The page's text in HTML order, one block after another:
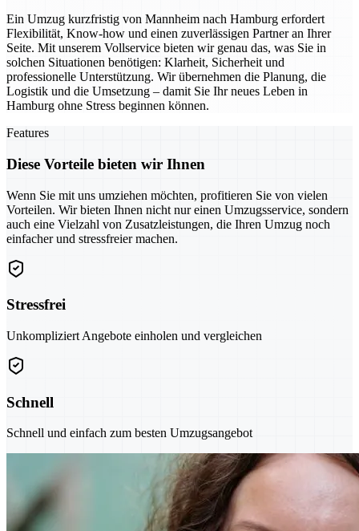
Ein Umzug kurzfristig von Mannheim nach Hamburg erfordert
Flexibilität, Know-how und einen zuverlässigen Partner an Ihrer
Seite. Mit unserem Vollservice bieten wir genau das, was Sie in
solchen Situationen benötigen: Klarheit, Sicherheit und
professionelle Unterstützung. Wir übernehmen die Planung, die
Logistik und die Umsetzung – damit Sie Ihr neues Leben in
Hamburg ohne Stress beginnen können.
Features
Diese Vorteile bieten wir Ihnen
Wenn Sie mit uns umziehen möchten, profitieren Sie von vielen
Vorteilen. Wir bieten Ihnen nicht nur einen Umzugsservice, sondern
auch eine Vielzahl von Zusatzleistungen, die Ihren Umzug noch
einfacher und stressfreier machen.
Stressfrei
Unkompliziert Angebote einholen und vergleichen
Schnell
Schnell und einfach zum besten Umzugsangebot